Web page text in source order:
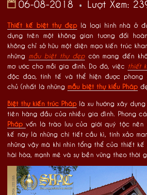
06-08-2018 Lượt Xem:
Thiết kế biệt thự đẹplà loại hình nhà ở
dựng trên một không gian tương đối
không chỉ sở hữu một diện mạo kiến trúc
những mẫu biệt thự đẹpcòn mang đến
mơ ước cho mỗi gia đình. Do đó, việc thiết
độc đáo, tinh tế và thể hiện được
chủ (nhất là những mẫu biệt thự kiểu Pháp
Biệt thự kiến trúc Pháp là xu hướng xây
tiên hàng đầu của nhiều gia đình. Phong
Pháp vốn là trào lưu của giới quý tộc
kế này là những chi tiết cầu kì, tinh xảo
những vậy mà khi nhìn tổng thể của thiết
hài hòa, mạnh mẽ và sự bền vững theo thời